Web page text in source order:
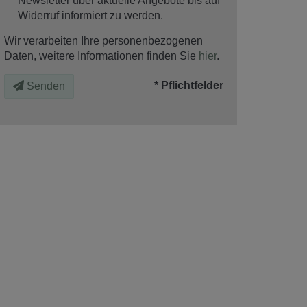
Widerruf informiert zu werden.
Wir verarbeiten Ihre personenbezogenen
Daten, weitere Informationen finden Sie hier.
Senden * Pflichtfelder